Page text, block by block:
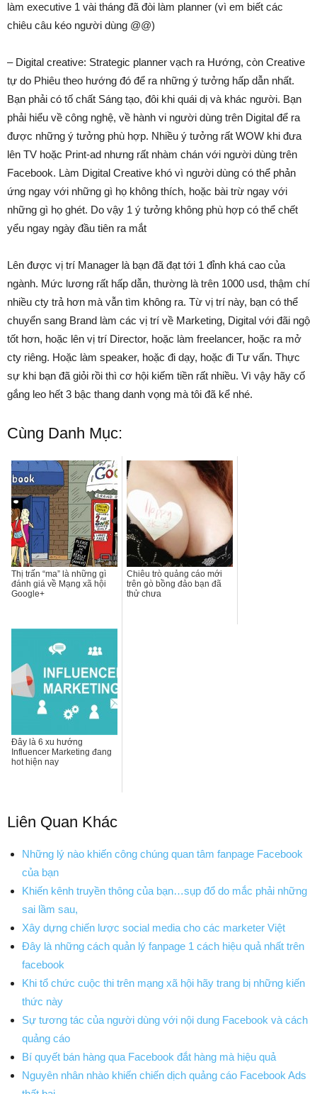
làm executive 1 vài tháng đã đòi làm planner (vì em biết các
chiêu câu kéo người dùng @@)
– Digital creative: Strategic planner vạch ra Hướng, còn Creative
tự do Phiêu theo hướng đó để ra những ý tưởng hấp dẫn nhất.
Bạn phải có tố chất Sáng tạo, đôi khi quái dị và khác người. Bạn
phải hiểu về công nghệ, về hành vi người dùng trên Digital để ra
được những ý tưởng phù hợp. Nhiều ý tưởng rất WOW khi đưa
lên TV hoặc Print-ad nhưng rất nhàm chán với người dùng trên
Facebook. Làm Digital Creative khó vì người dùng có thể phản
ứng ngay với những gì họ không thích, hoặc bài trừ ngay với
những gì họ ghét. Do vậy 1 ý tưởng không phù hợp có thể chết
yểu ngay ngày đầu tiên ra mắt
Lên được vị trí Manager là bạn đã đạt tới 1 đỉnh khá cao của
ngành. Mức lương rất hấp dẫn, thường là trên 1000 usd, thậm chí
nhiều cty trả hơn mà vẫn tìm không ra. Từ vị trí này, bạn có thể
chuyển sang Brand làm các vị trí về Marketing, Digital với đãi ngộ
tốt hơn, hoặc lên vị trí Director, hoặc làm freelancer, hoặc ra mở
cty riêng. Hoặc làm speaker, hoặc đi dạy, hoặc đi Tư vấn. Thực
sự khi bạn đã giỏi rồi thì cơ hội kiếm tiền rất nhiều. Vì vậy hãy cố
gắng leo hết 3 bậc thang danh vọng mà tôi đã kể nhé.
Cùng Danh Mục:
Thị trấn “ma” là những gì
đánh giá về Mạng xã hội
Google+
Chiêu trò quảng cáo mới
trên gò bồng đảo bạn đã
thử chưa
Đây là 6 xu hướng
Influencer Marketing đang
hot hiện nay
Liên Quan Khác
Những lý nào khiến công chúng quan tâm fanpage Facebook
của bạn
Khiến kênh truyền thông của bạn…sụp đổ do mắc phải những
sai lầm sau,
Xây dựng chiến lược social media cho các marketer Việt
Đây là những cách quản lý fanpage 1 cách hiệu quả nhất trên
facebook
Khi tổ chức cuộc thi trên mạng xã hội hãy trang bị những kiến
thức này
Sự tương tác của người dùng với nội dung Facebook và cách
quảng cáo
Bí quyết bán hàng qua Facebook đắt hàng mà hiệu quả
Nguyên nhân nhào khiến chiến dịch quảng cáo Facebook Ads